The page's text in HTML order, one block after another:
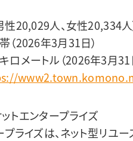
性20,029人、女性20,334人
（2026年3月31日）
ロメートル（2026年3月31
トエンタープライズ
プライズは、ネット型リユ